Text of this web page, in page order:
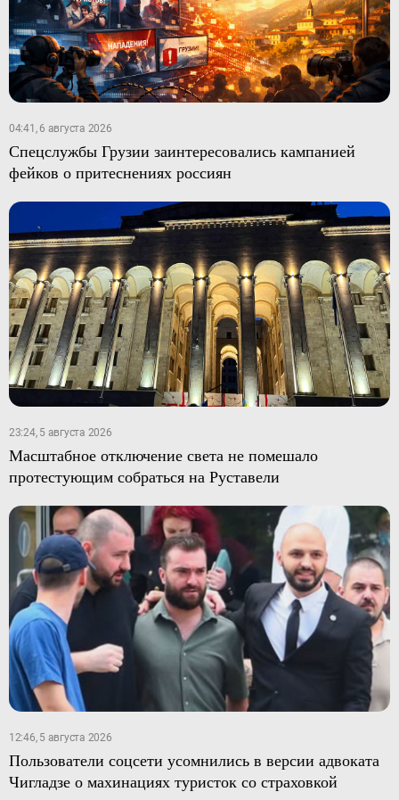
04:41, 6 августа 2026
Спецслужбы Грузии заинтересовались кампанией
фейков о притеснениях россиян
23:24, 5 августа 2026
Масштабное отключение света не помешало
протестующим собраться на Руставели
12:46, 5 августа 2026
Пользователи соцсети усомнились в версии адвоката
Чигладзе о махинациях туристок со страховкой